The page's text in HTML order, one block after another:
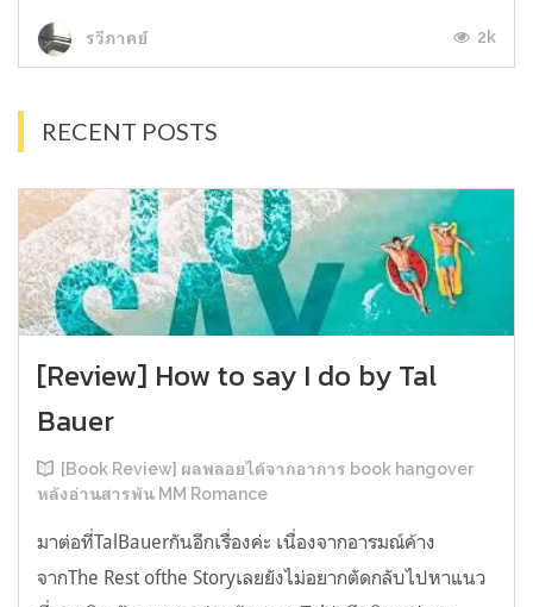
รวีภาคย์ 2k
RECENT POSTS
[Review] How to say I do by Tal
Bauer
[Book Review] ผลพลอยได้จากอาการ book hangover
หลังอ่านสารพัน MM Romance
มาต่อที่TalBauerกันอีกเรื่องค่ะ เนื่องจากอารมณ์ค้าง
จากThe Rest ofthe Storyเลยยังไม่อยากตัดกลับไปหาแนว